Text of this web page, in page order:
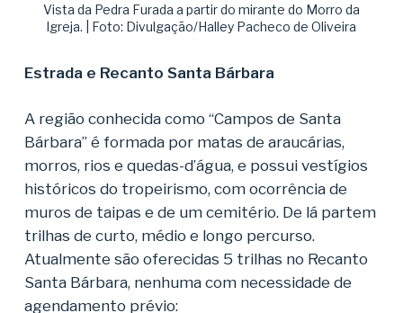
Vista da Pedra Furada a partir do mirante do Morro da
Igreja. | Foto: Divulgação/Halley Pacheco de Oliveira
Estrada e Recanto Santa Bárbara
A região conhecida como “Campos de Santa
Bárbara” é formada por matas de araucárias,
morros, rios e quedas-d’água, e possui vestígios
históricos do tropeirismo, com ocorrência de
muros de taipas e de um cemitério. De lá partem
trilhas de curto, médio e longo percurso.
Atualmente são oferecidas 5 trilhas no Recanto
Santa Bárbara, nenhuma com necessidade de
agendamento prévio: